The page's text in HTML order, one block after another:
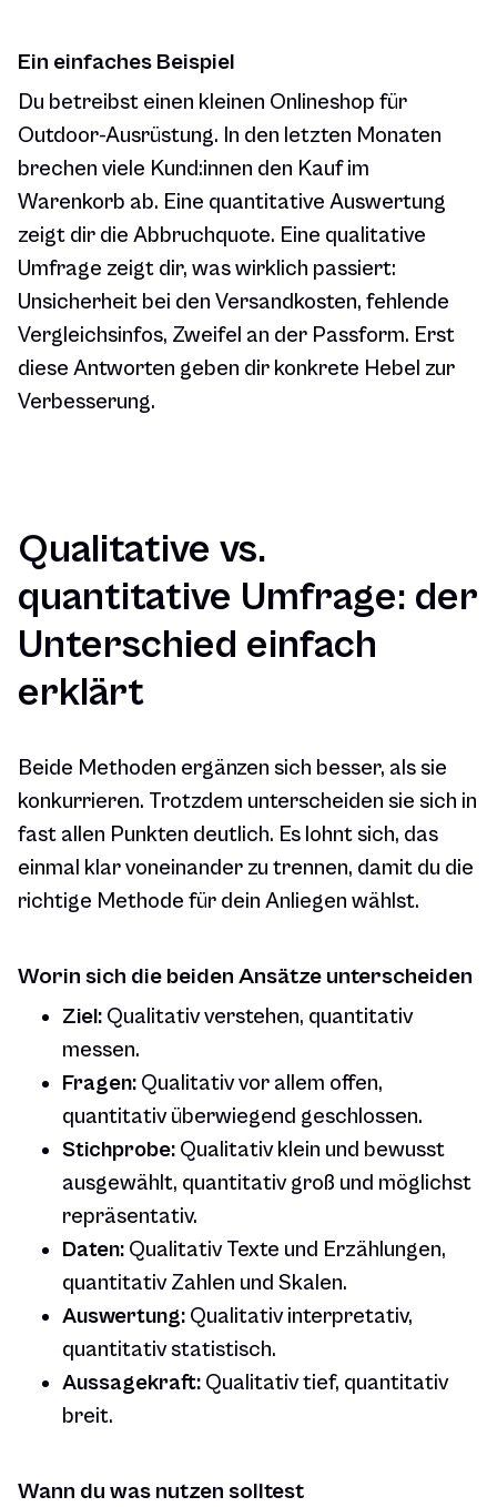
Ein einfaches Beispiel
Du betreibst einen kleinen Onlineshop für
Outdoor-Ausrüstung. In den letzten Monaten
brechen viele Kund:innen den Kauf im
Warenkorb ab. Eine quantitative Auswertung
zeigt dir die Abbruchquote. Eine qualitative
Umfrage zeigt dir, was wirklich passiert:
Unsicherheit bei den Versandkosten, fehlende
Vergleichsinfos, Zweifel an der Passform. Erst
diese Antworten geben dir konkrete Hebel zur
Verbesserung.
Qualitative vs.
quantitative Umfrage: der
Unterschied einfach
erklärt
Beide Methoden ergänzen sich besser, als sie
konkurrieren. Trotzdem unterscheiden sie sich in
fast allen Punkten deutlich. Es lohnt sich, das
einmal klar voneinander zu trennen, damit du die
richtige Methode für dein Anliegen wählst.
Worin sich die beiden Ansätze unterscheiden
Ziel: Qualitativ verstehen, quantitativ
messen.
Fragen: Qualitativ vor allem offen,
quantitativ überwiegend geschlossen.
Stichprobe: Qualitativ klein und bewusst
ausgewählt, quantitativ groß und möglichst
repräsentativ.
Daten: Qualitativ Texte und Erzählungen,
quantitativ Zahlen und Skalen.
Auswertung: Qualitativ interpretativ,
quantitativ statistisch.
Aussagekraft: Qualitativ tief, quantitativ
breit.
Wann du was nutzen solltest